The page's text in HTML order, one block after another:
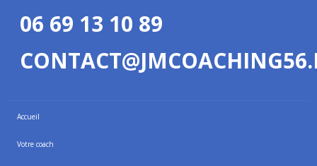
06 69 13 10 89
Accueil
Votre coach